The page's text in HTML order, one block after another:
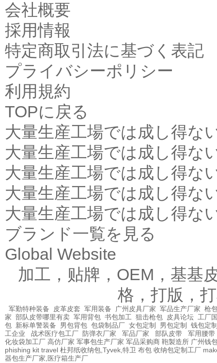
会社概要
採用情報
特定商取引法に基づく表記
プライバシーポリシー
利用規約
TOPに戻る
大量生産工場では成し得な
大量生産工場では成し得な
大量生産工場では成し得な
大量生産工場では成し得な
大量生産工場では成し得な
ブランド一覧を見る
Global Website
加工，贴牌，OEM，基基
格，打版，
军勤特种装备 皮革皮套 军用装备 广州皮具厂家 军品生产厂家 枪
家 部队皮带哪里有卖 军用背包 书包加工 狙击枪包 皮具论坛 工厂
包 新标单警装备 男包背包 包袋制品厂 女包定制 男包定制
钱包定
工企业
战术医疗包工厂 防弹衣厂家 军品厂家 部队皮带
军用腰带
化妆袋加工厂 高仿厂家 军事包生产厂家 军品采购商 鞄製造所 广州钱
phishing kit travel 杜邦纸收纳包,Tyvek,特卫 布包 收纳包定制工厂
器包生产厂家,医疗箱生产厂